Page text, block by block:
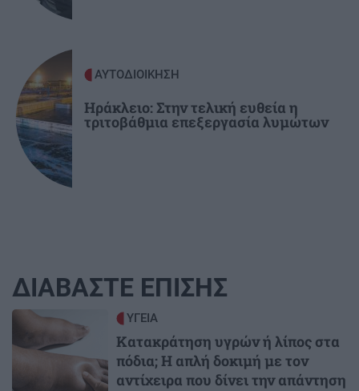
ΑΥΤΟΔΙΟΙΚΗΣΗ
Ηράκλειο: Στην τελική ευθεία η
τριτοβάθμια επεξεργασία λυμώτων
ΔΙΑΒΑΣΤΕ ΕΠΙΣΗΣ
Image ΥΓΕΙΑ
Κατακράτηση υγρών ή λίπος στα
πόδια; Η απλή δοκιμή με τον
αντίχειρα που δίνει την απάντηση